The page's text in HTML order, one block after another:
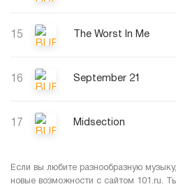
15 The Worst In Me
16 September 21
17 Midsection
Если вы любите разнообразную
новые возможности с сайтом 101.ru.